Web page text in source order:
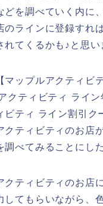
どを調べていく内に
のラインに登録すれ
れてくるかも♪と思い
マップルアクティビ
クティビティ ライン
ビティ ライン割引ク
クティビティのお店
調べてみることにし
クティビティのお店
してもらいながら、